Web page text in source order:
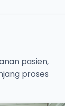
pasien,
proses